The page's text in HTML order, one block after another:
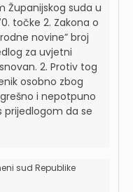
Županijskog suda u
točke 2. Zakona o
novine” broj
za uvjetni
2. Protiv tog
osobno zbog
i nepotpuno
da se
sud Republike